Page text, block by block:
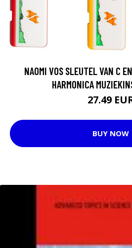
NAOMI VOS SLEUTEL VAN C
HARMONICA
27.49
BUY NOW